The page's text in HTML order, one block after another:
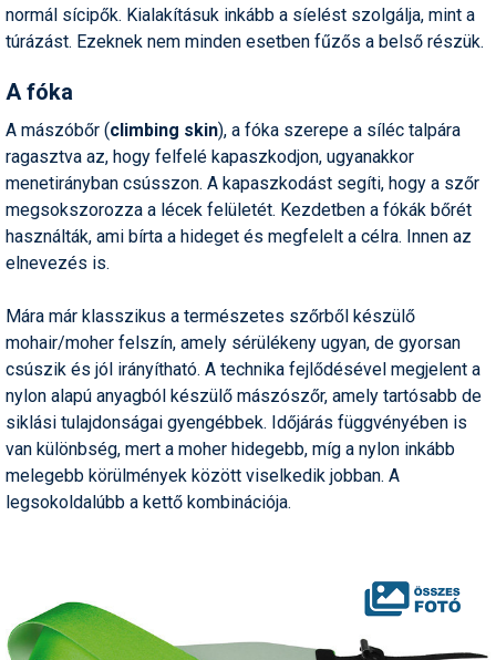
normál sícipők. Kialakításuk inkább a síelést szolgálja, mint a
túrázást. Ezeknek nem minden esetben fűzős a belső részük.
A fóka
A mászóbőr (climbing skin), a fóka szerepe a síléc talpára
ragasztva az, hogy felfelé kapaszkodjon, ugyanakkor
menetirányban csússzon. A kapaszkodást segíti, hogy a szőr
megsokszorozza a lécek felületét. Kezdetben a fókák bőrét
használták, ami bírta a hideget és megfelelt a célra. Innen az
elnevezés is.
Mára már klasszikus a természetes szőrből készülő
mohair/moher felszín, amely sérülékeny ugyan, de gyorsan
csúszik és jól irányítható. A technika fejlődésével megjelent a
nylon alapú anyagból készülő mászószőr, amely tartósabb de
siklási tulajdonságai gyengébbek. Időjárás függvényében is
van különbség, mert a moher hidegebb, míg a nylon inkább
melegebb körülmények között viselkedik jobban. A
legsokoldalúbb a kettő kombinációja.